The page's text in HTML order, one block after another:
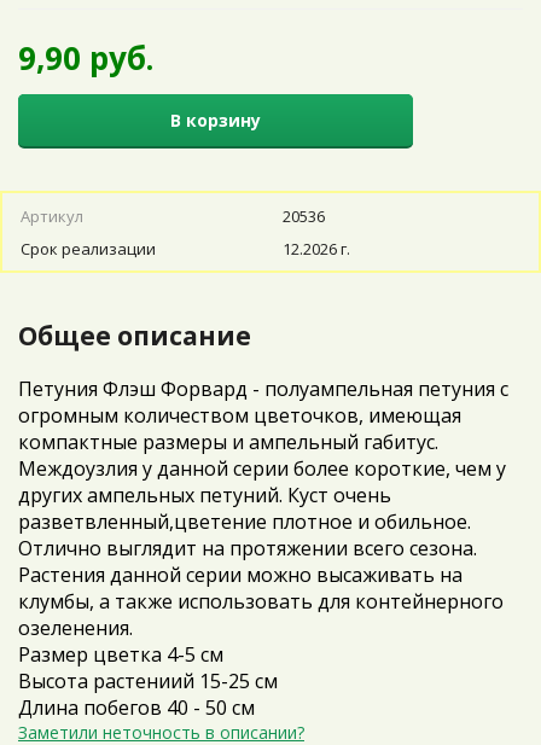
9,90 руб.
В корзину
Артикул
20536
Срок реализации
12.2026 г.
Общее описание
Петуния Флэш Форвард - полуампельная петуния с
огромным количеством цветочков, имеющая
компактные размеры и ампельный габитус.
Междоузлия у данной серии более короткие, чем у
других ампельных петуний. Куст очень
разветвленный,цветение плотное и обильное.
Отлично выглядит на протяжении всего сезона.
Растения данной серии можно высаживать на
клумбы, а также использовать для контейнерного
озеленения.
Размер цветка 4-5 см
Высота растениий 15-25 см
Длина побегов 40 - 50 см
Заметили неточность в описании?